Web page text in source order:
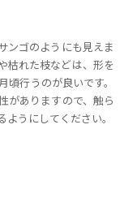
ンゴのようにも見えま
枯れた枝などは、形を
行うのが良いです。
がありますので、触ら
うにしてください。